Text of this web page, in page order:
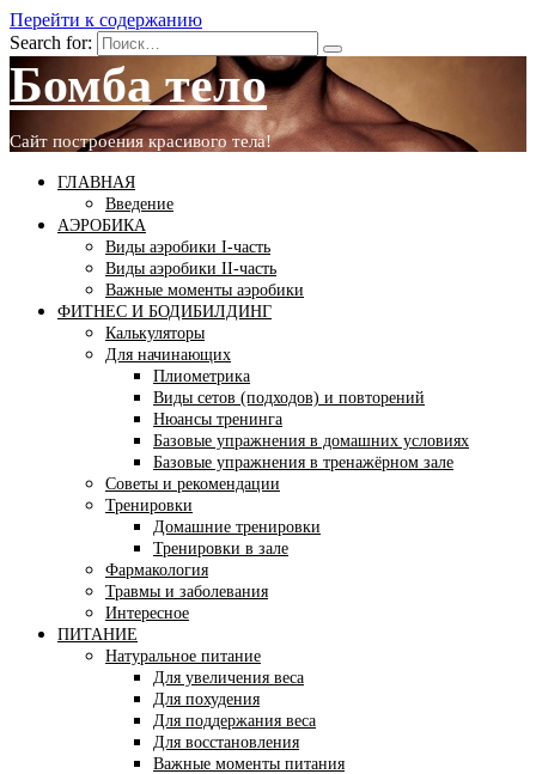
Перейти к содержанию
Search for:
Бомба тело
Сайт построения красивого тела!
ГЛАВНАЯ
Введение
АЭРОБИКА
Виды аэробики І-часть
Виды аэробики ІІ-часть
Важные моменты аэробики
ФИТНЕС И БОДИБИЛДИНГ
Калькуляторы
Для начинающих
Плиометрика
Виды сетов (подходов) и повторений
Нюансы тренинга
Базовые упражнения в домашних условиях
Базовые упражнения в тренажёрном зале
Советы и рекомендации
Тренировки
Домашние тренировки
Тренировки в зале
Фармакология
Травмы и заболевания
Интересное
ПИТАНИЕ
Натуральное питание
Для увеличения веса
Для похудения
Для поддержания веса
Для восстановления
Важные моменты питания